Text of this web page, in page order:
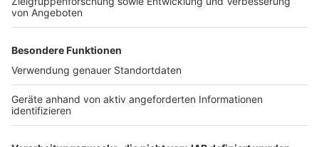
Nach dem Unfall am Montagmorgen sucht die Polizei
um eine Frau Mitt 50 handeln, schwarzhaarig mit Zopf,
in einem dunkelroten Kleinwagen. Hinweise bitte an
das Verkehrskommissariat unter der 02233 - 52 0.